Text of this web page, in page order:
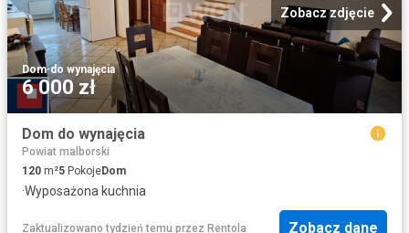
Zobacz zdjęcie
Dom·do wynajęcia
6 000 zł
Dom do wynajęcia
Powiat malborski
120 m²5 PokojeDom
·Wyposażona kuchnia
Zaktualizowano tydzień temu przez Rentola Zobacz dane